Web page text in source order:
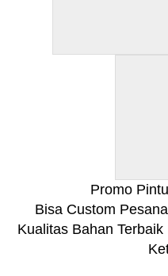
Promo
Bisa Custom
Kualitas Bahan